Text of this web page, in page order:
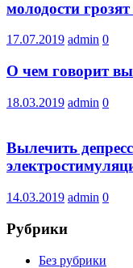
молодости
17.07.2019 admin 0
О чем говорит
18.03.2019 admin 0
Вылечить
14.03.2019 admin 0
Рубрики
Без рубрики